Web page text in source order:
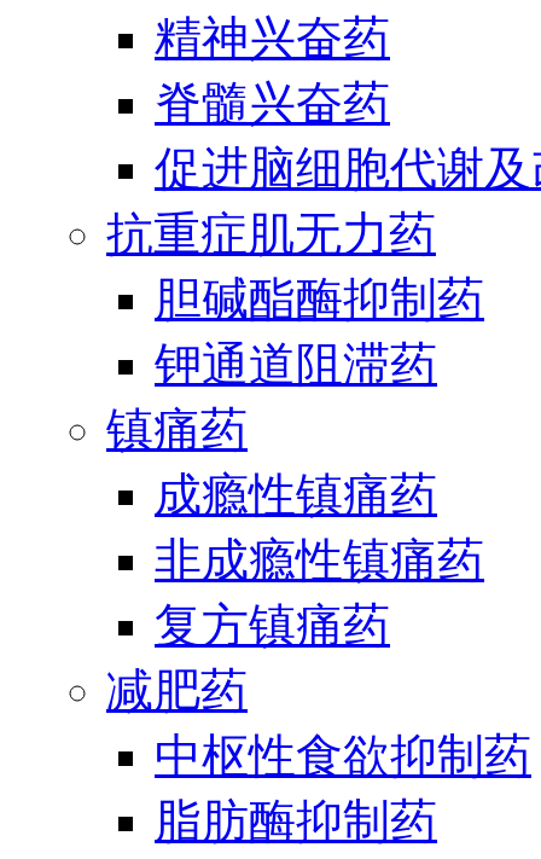
精神兴奋药
脊髓兴奋药
促进脑细胞代谢
抗重症肌无力药
胆碱酯酶抑制药
钾通道阻滞药
镇痛药
成瘾性镇痛药
非成瘾性镇痛药
复方镇痛药
减肥药
中枢性食欲抑制药
脂肪酶抑制药